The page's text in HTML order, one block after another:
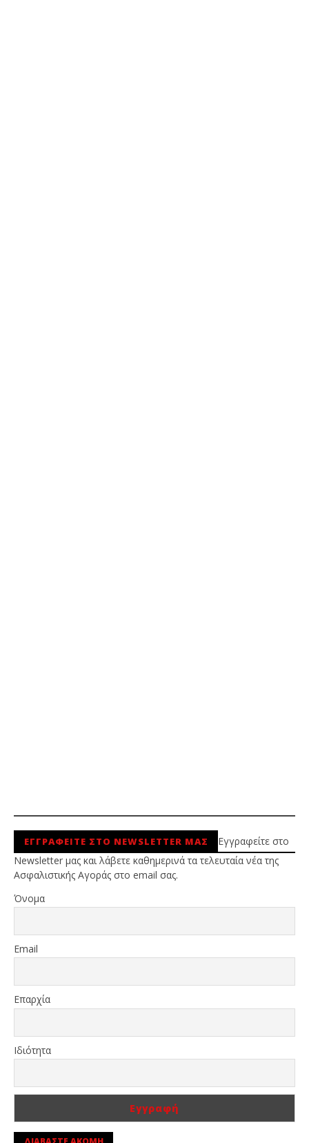
ΕΓΓΡΑΦΕΙΤΕ ΣΤΟ NEWSLETTER ΜΑΣ
Εγγραφείτε στο
Newsletter μας και λάβετε καθημερινά τα τελευταία νέα της
Ασφαλιστικής Αγοράς στο email σας.
Όνομα
Email
Επαρχία
Ιδιότητα